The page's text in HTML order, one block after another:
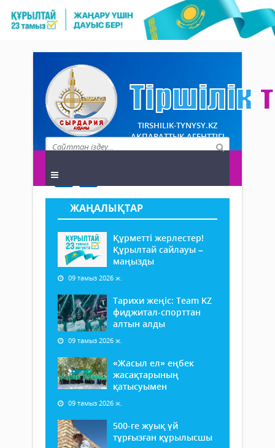
TIRSHILIK-TYNYSY.KZ
АҚПАРАТТЫҚ АГЕНТТІГІ
ЖАҢАЛЫҚТАР
Құрметті жерлестер!
Құрылтай сайлауы –
маңызды
09 тамыз 2026 ж.
Тарихи жеңіс: Team KZ
фиджитал-спорттан
алтын алды
09 тамыз 2026 ж.
«Жасыл ел» еңбек
жасақтарының
қатысуымен
09 тамыз 2026 ж.
500-ге жуық үй
тұрғызған құрылысшы